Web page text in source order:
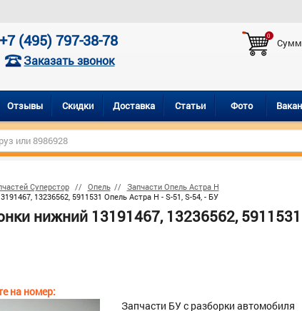
+7 (495) 797-38-78
Заказать звонок
0
Отзывы Скидки Доставка Статьи Фото
Суперстор Опель
Запчасти Опель Астра Н
13236562, 5911531 Опель Астра H - S-51, S-54, - БУ
нижний 13191467, 13236562,
на номер:
Запчасти БУ с разборки автомобиля